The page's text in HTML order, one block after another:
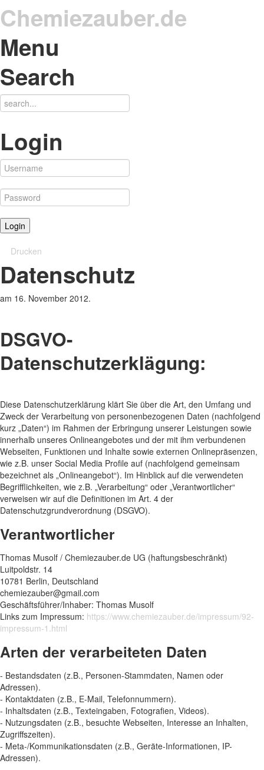
Chemiezauber.de
Menu
Search
Login
Drucken
Datenschutz
am 16. November 2012.
DSGVO-
Datenschutzerklägung:
Diese Datenschutzerklärung klärt Sie über die Art, den Umfang und
Zweck der Verarbeitung von personenbezogenen Daten (nachfolgend
kurz „Daten“) im Rahmen der Erbringung unserer Leistungen sowie
innerhalb unseres Onlineangebotes und der mit ihm verbundenen
Webseiten, Funktionen und Inhalte sowie externen Onlinepräsenzen,
wie z.B. unser Social Media Profile auf (nachfolgend gemeinsam
bezeichnet als „Onlineangebot“). Im Hinblick auf die verwendeten
Begrifflichkeiten, wie z.B. „Verarbeitung“ oder „Verantwortlicher“
verweisen wir auf die Definitionen im Art. 4 der
Datenschutzgrundverordnung (DSGVO).
Verantwortlicher
Thomas Musolf / Chemiezauber.de UG (haftungsbeschränkt)
Luitpoldstr. 14
10781 Berlin, Deutschland
Geschäftsführer/Inhaber: Thomas Musolf
Links zum Impressum: https://www.chemiezauber.de/impressum/92-
impressum-1.html
Arten der verarbeiteten Daten
- Bestandsdaten (z.B., Personen-Stammdaten, Namen oder
Adressen).
- Kontaktdaten (z.B., E-Mail, Telefonnummern).
- Inhaltsdaten (z.B., Texteingaben, Fotografien, Videos).
- Nutzungsdaten (z.B., besuchte Webseiten, Interesse an Inhalten,
Zugriffszeiten).
- Meta-/Kommunikationsdaten (z.B., Geräte-Informationen, IP-
Adressen).